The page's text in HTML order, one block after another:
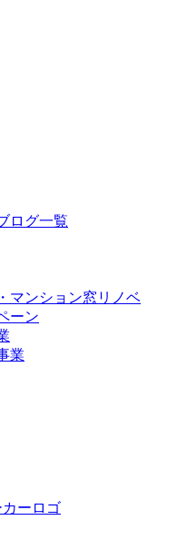
ログ一覧
マンション窓リノベ
ーン
業
ーロゴ